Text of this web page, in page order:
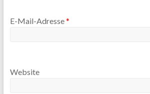
E-Mail-Adresse*
Website